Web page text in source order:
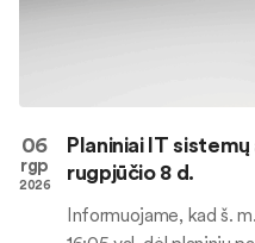
06
rgp
2026
Planiniai IT
rugpjūčio 8 d.
Informuojame, kad š.